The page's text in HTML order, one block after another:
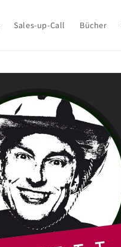
Sales-up-Call Bücher